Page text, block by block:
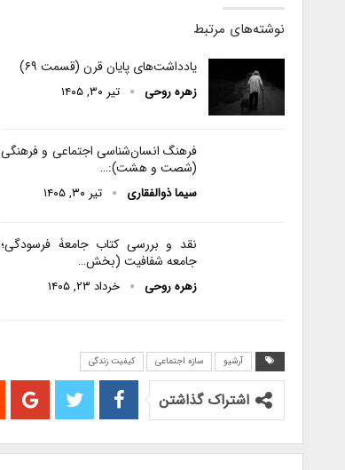
نوشته‌های مرتبط
یادداشت‌های پایان قرن (قسمت ۶۹)
زهره روحی تیر ۳۰, ۱۴۰۵
فرهنگ انسان‌شناسی اجتماعی و فرهنگی
(شصت و هشت):…
سیما ذوالفقاری تیر ۳۰, ۱۴۰۵
نقد و بررسی کتاب جامعۀ فرسودگی؛
جامعه شفافیت (بخش…
زهره روحی خرداد ۲۳, ۱۴۰۵
آرشیو سازه اجتماعی کیفیت زندگی
اشتراک گذاشتن